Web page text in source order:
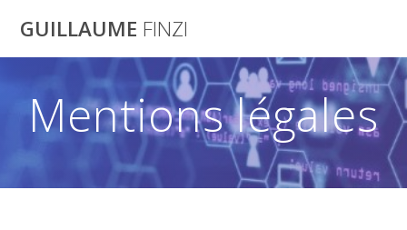
GUILLAUME FINZI
Mentions légales